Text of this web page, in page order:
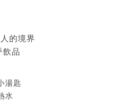
的境界
飲品
湯匙
水